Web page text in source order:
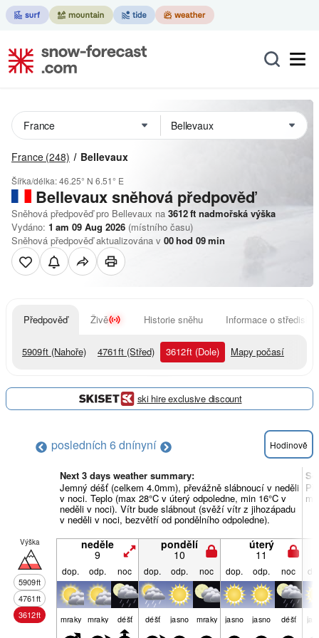
France (248) Bellevaux
Šířka/délka:46.25° N 6.51° E
Bellevauxsněhová předpověď
Sněhová předpověď pro Bellevaux na 3612ft nadmořská výška
Vydáno: 1 am 09 Aug 2026 (místního času)
Sněhová předpověď aktualizována v 00hod 09min
Předpověď Živě Historie sněhu Informace o středisku
5909ft (Nahoře) 4761ft (Střed) 3612ft (Dole) Mapy počasí
ski hire exclusive discount
posledních 6 dnínyní Hodinově
Next 3 days weather summary:
Jemný déšť (celkem 4.0mm), převážně slábnoucí v neděli
v noci. Teplo (max 28°C v úterý odpoledne, min 16°C v
neděli v noci). Vítr bude slábnout (svěží vítr z jihozápadu
v neděli v noci, bezvětří od pondělního odpoledne).
Výška
5909ft
4761ft
3612ft
neděle
9
pondělí
10
úterý
11
dop. odp. noc dop. odp. noc dop. odp. noc
mraky mraky déšť déšť jasno mraky jasno jasno déšť